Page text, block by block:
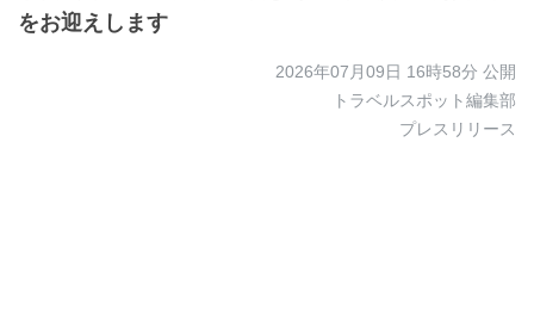
をお迎えします
2026年07月09日 16時58分 公開
トラベルスポット編集部
プレスリリース